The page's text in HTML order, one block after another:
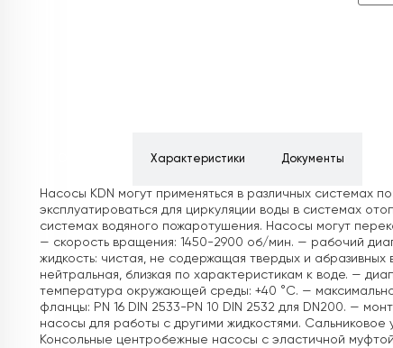
Характеристики Документы
Насосы KDN могут применяться в различных системах
эксплуатироваться для циркуляции воды в системах
системах водяного пожаротушения. Насосы могут
— скорость вращения: 1450-2900 об/мин. — рабочий
жидкость: чистая, не содержащая твердых и
нейтральная, близкая по характеристикам к воде. —
температура окружающей среды: +40 °C. —
фланцы: PN 16 DIN 2533-PN 10 DIN 2532 для DN200. —
насосы для работы с другими жидкостями.
Консольные центробежные насосы с эластичной